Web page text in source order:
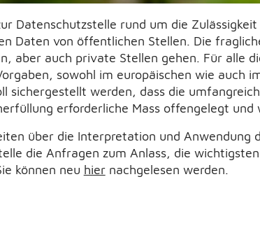
Datenschutzstelle rund um die
Daten von öffentlichen Stellen. Die
aber auch private Stellen gehen. Für alle
sowohl im europäischen wie auch
sichergestellt werden, dass die
erforderliche Mass offengelegt
über die Interpretation und Anwendung
die Anfragen zum Anlass, die
können neu hiernachgelesen werden.